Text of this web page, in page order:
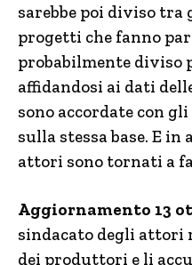
sarebbe poi diviso
progetti che fanno
probabilmente diviso
affidandosi ai dati
sono accordate con
sulla stessa base. E in
attori sono tornati a
Aggiornamento 13
sindacato degli attori
dei produttori e li